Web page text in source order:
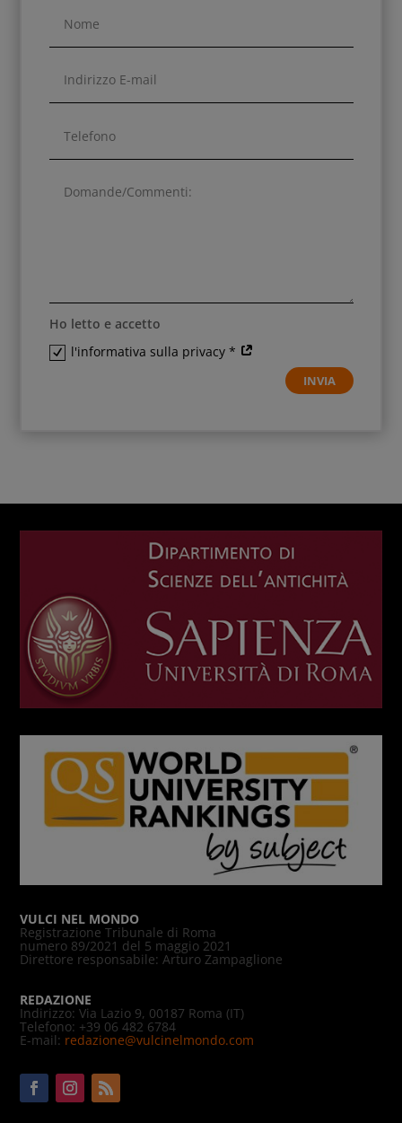
Ho letto e accetto
l'informativa sulla privacy *
INVIA
VULCI NEL MONDO
Registrazione Tribunale di Roma
numero 89/2021 del 5 maggio 2021
Direttore responsabile: Arturo Zampaglione
REDAZIONE
Indirizzo: Via Lazio 9, 00187 Roma (IT)
Telefono: +39 06 482 6784
E-mail: redazione@vulcinelmondo.com